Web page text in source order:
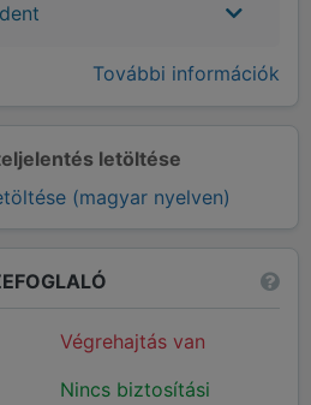
letöltése
(magyar nyelven)
További információk
Végrehajtás van
Nincs biztosítási